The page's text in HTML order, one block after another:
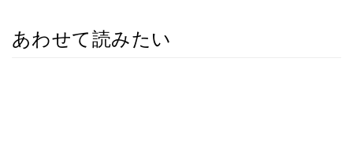
あわせて読みたい